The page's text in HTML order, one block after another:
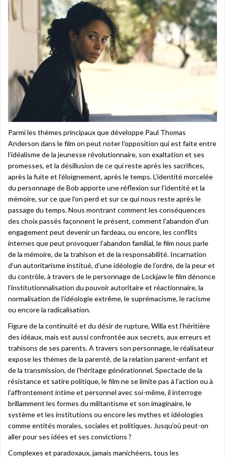
Parmi les thèmes principaux que développe Paul Thomas
Anderson dans le film on peut noter l’opposition qui est faite entre
l’idéalisme de la jeunesse révolutionnaire, son exaltation et ses
promesses, et la désillusion de ce qui reste après les sacrifices,
après la fuite et l’éloignement, après le temps. L’identité morcelée
du personnage de Bob apporte une réflexion sur l’identité et la
mémoire, sur ce que l’on perd et sur ce qui nous reste après le
passage du temps. Nous montrant comment les conséquences
des choix passés façonnent le présent, comment l’abandon d’un
engagement peut devenir un fardeau, ou encore, les conflits
internes que peut provoquer l’abandon familial, le film nous parle
de la mémoire, de la trahison et de la responsabilité. Incarnation
d’un autoritarisme institué, d’une idéologie de l’ordre, de la peur et
du contrôle, à travers de le personnage de Lockjaw le film dénonce
l’institutionnalisation du pouvoir autoritaire et réactionnaire, la
normalisation de l’idéologie extrême, le suprémacisme, le racisme
ou encore la radicalisation.
Figure de la continuité et du désir de rupture, Willa est l’héritière
des idéaux, mais est aussi confrontée aux secrets, aux erreurs et
trahisons de ses parents. A travers son personnage, le réalisateur
expose les thèmes de la parenté, de la relation parent-enfant et
de la transmission, de l’héritage générationnel. Spectacle de la
résistance et satire politique, le film ne se limite pas à l’action ou à
l’affrontement intime et personnel avec soi-même, il interroge
brillamment les formes du militantisme et son imaginaire, le
système et les institutions ou encore les mythes et idéologies
comme entités morales, sociales et politiques. Jusqu’où peut-on
aller pour ses idées et ses convictions ?
Complexes et paradoxaux, jamais manichéens, tous les